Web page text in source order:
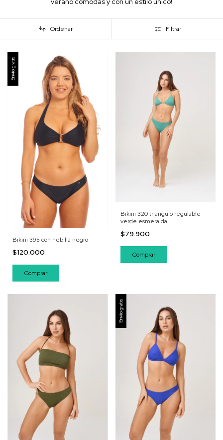
Ordenar Filtrar
Envío gratis
Bikini 395 con hebilla negro
$120.000
Comprar
Bikini 320 triangulo regulable
verde esmeralda
$79.900
Comprar
Envío gratis